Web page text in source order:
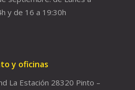
y de 16 a 19:30h
y oficinas
La Estación 28320 Pinto –